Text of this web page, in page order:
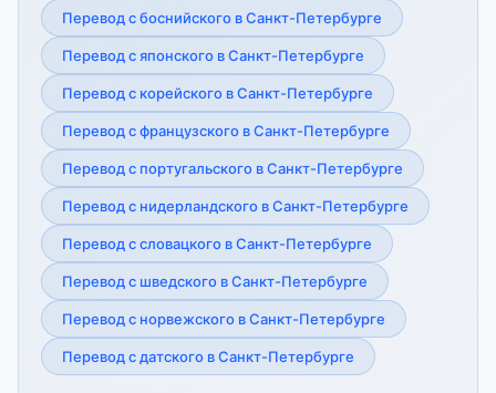
Перевод с боснийского в Санкт-Петербурге
Перевод с японского в Санкт-Петербурге
Перевод с корейского в Санкт-Петербурге
Перевод с французского в Санкт-Петербурге
Перевод с португальского в Санкт-Петербурге
Перевод с нидерландского в Санкт-Петербурге
Перевод с словацкого в Санкт-Петербурге
Перевод с шведского в Санкт-Петербурге
Перевод с норвежского в Санкт-Петербурге
Перевод с датского в Санкт-Петербурге